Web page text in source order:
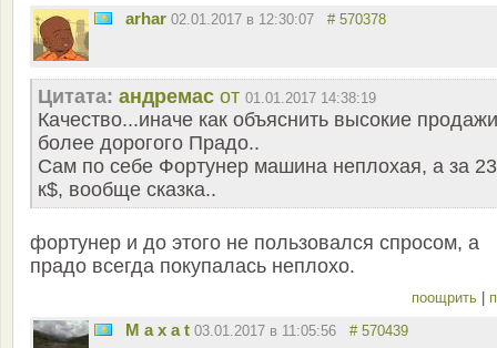
arhar 02.01.2017 в 12:30:07 # 570378
Цитата: андремас от 01.01.2017 14:38:19
Качество...иначе как объяснить высокие продажи
более дорогого Прадо..
Сам по себе Фортунер машина неплохая, а за
к$, вообще сказка..
фортунер и до этого не пользовался спросом, а
прадо всегда покупалась неплохо.
поощрить
M a x a t 03.01.2017 в 11:05:56 # 570439